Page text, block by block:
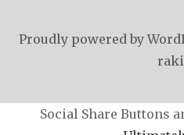
Proudly powered by
Social Share Buttons